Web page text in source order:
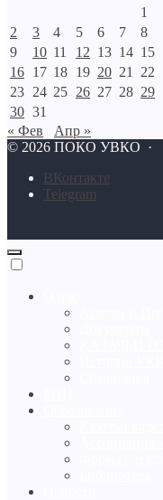
1
2
3 4 5 6 7
8
9
10 11 12 13 14 15
16 17 18 19 20 21
22
23 24 25 26 27 28 29
30 31
« Фев
Апр »
© 2026 ПОКО УВКО ·
BКонтакте
Telegram